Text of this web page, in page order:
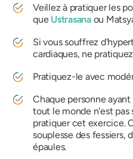
Veillez à pratiquer les
que Ustrasanaou
Si vous souffrez
cardiaques, ne
Pratiquez-le avec
Chaque personne
tout le monde n'est
pratiquer cet exercice.
souplesse des fessiers,
épaules.